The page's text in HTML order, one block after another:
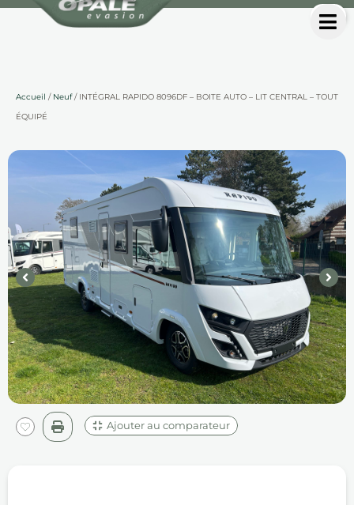
Accueil / Neuf/ INTÉGRAL RAPIDO 8096DF – BOITE AUTO – LIT CENTRAL – TOUT
ÉQUIPÉ
Ajouter au comparateur